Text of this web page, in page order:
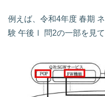
例えば、令和4年度 春期
験 午後Ⅰ 問2の一部を見て